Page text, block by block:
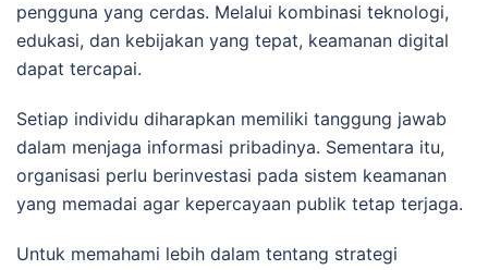
pengguna yang cerdas. Melalui kombinasi teknologi,
edukasi, dan kebijakan yang tepat, keamanan digital
dapat tercapai.
Setiap individu diharapkan memiliki tanggung jawab
dalam menjaga informasi pribadinya. Sementara itu,
organisasi perlu berinvestasi pada sistem keamanan
yang memadai agar kepercayaan publik tetap terjaga.
Untuk memahami lebih dalam tentang strategi